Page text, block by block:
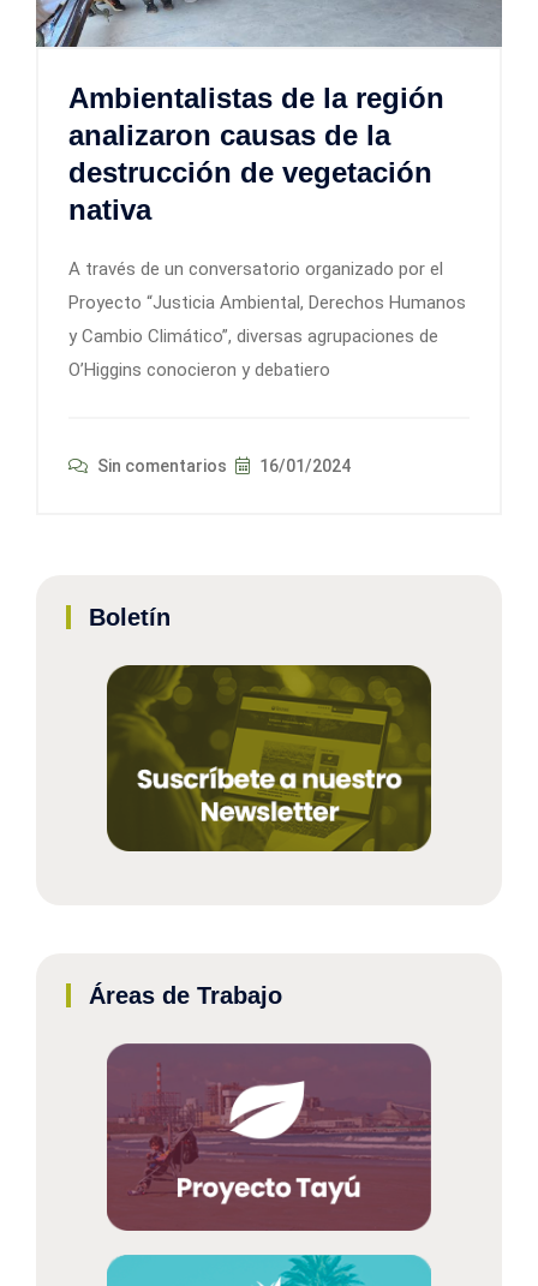
Ambientalistas de la región
analizaron causas de la
destrucción de vegetación
nativa
A través de un conversatorio organizado por el
Proyecto “Justicia Ambiental, Derechos Humanos
y Cambio Climático”, diversas agrupaciones de
O’Higgins conocieron y debatiero
Sin comentarios 16/01/2024
Boletín
Áreas de Trabajo